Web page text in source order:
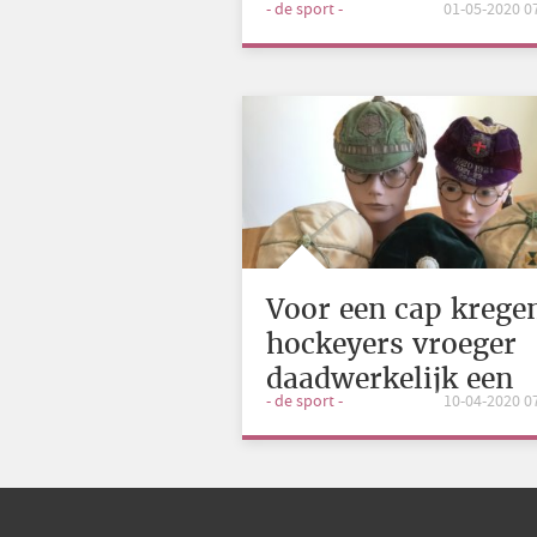
het bestáát
- de sport - 01-05-2020
Voor een cap
hockeyers vroeger
daadwerkelijk een
pet
- de sport - 10-04-2020